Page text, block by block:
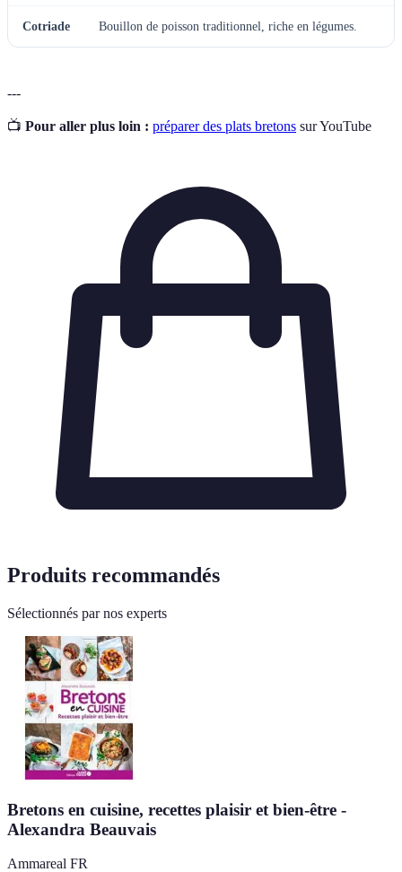
Cotriade Bouillon de poisson traditionnel, riche en légumes.
---
📺 Pour aller plus loin : préparer des plats bretons sur YouTube
Produits recommandés
Sélectionnés par nos experts
Bretons en cuisine, recettes plaisir et bien-être -
Alexandra Beauvais
Ammareal FR